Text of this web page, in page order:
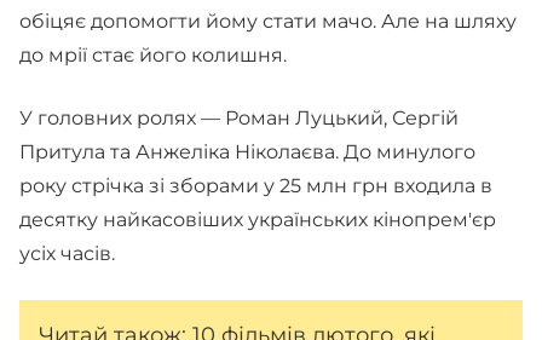
обіцяє допомогти йому стати мачо. Але на шляху
до мрії стає його колишня.
У головних ролях — Роман Луцький, Сергій
Притула та Анжеліка Ніколаєва. До минулого
року стрічка зі зборами у 25 млн грн входила в
десятку найкасовіших українських кінопрем'єр
усіх часів.
Читай також: 10 фільмів лютого, які